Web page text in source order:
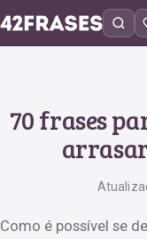
70 frases
Como é possível se